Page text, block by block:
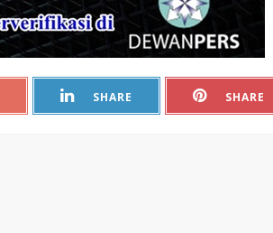
SHARE SHARE